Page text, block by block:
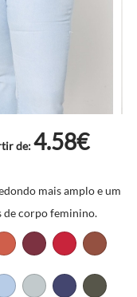
de:4.58€
mais amplo e um
de corpo feminino.